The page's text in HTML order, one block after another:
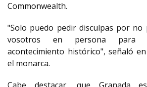
Commonwealth.
"Solo puedo pedir disculpas por no
vosotros en persona para
acontecimiento histórico", señaló
el monarca.